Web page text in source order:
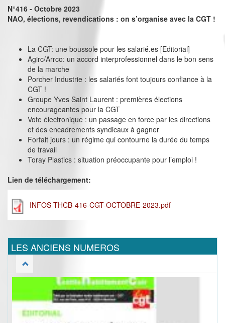
N°416 - Octobre 2023
NAO, élections, revendications : on s’organise avec la CGT !
La CGT: une boussole pour les salarié.es [Editorial]
Agirc/Arrco: un accord interprofessionnel dans le bon sens
de la marche
Porcher Industrie : les salariés font toujours confiance à la
CGT !
Groupe Yves Saint Laurent : premières élections
encourageantes pour la CGT
Vote électronique : un passage en force par les directions
et des encadrements syndicaux à gagner
Forfait jours : un régime qui contourne la durée du temps
de travail
Toray Plastics : situation préoccupante pour l’emploi !
Lien de téléchargement:
INFOS-THCB-416-CGT-OCTOBRE-2023.pdf
LES ANCIENS NUMEROS